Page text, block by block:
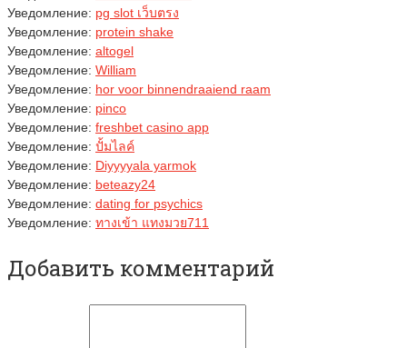
Уведомление: pg slot เว็บตรง
Уведомление: protein shake
Уведомление: altogel
Уведомление: William
Уведомление: hor voor binnendraaiend raam
Уведомление: pinco
Уведомление: freshbet casino app
Уведомление: ปั้มไลค์
Уведомление: Diyyyyala yarmok
Уведомление: beteazy24
Уведомление: dating for psychics
Уведомление: ทางเข้า แทงมวย711
Добавить комментарий